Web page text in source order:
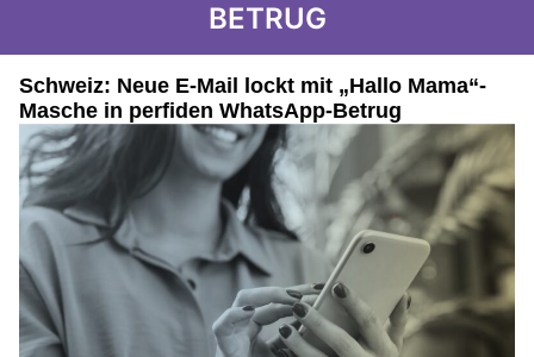
BETRUG
Schweiz: Neue E-Mail lockt mit „Hallo Mama“-
Masche in perfiden WhatsApp-Betrug